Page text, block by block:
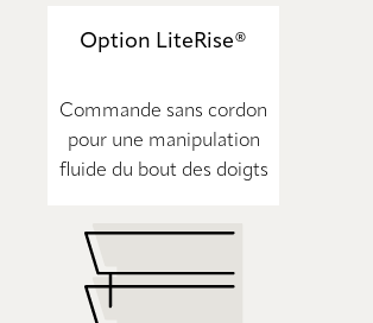
Option LiteRise®
Commande sans cordon
pour une manipulation
fluide du bout des doigts